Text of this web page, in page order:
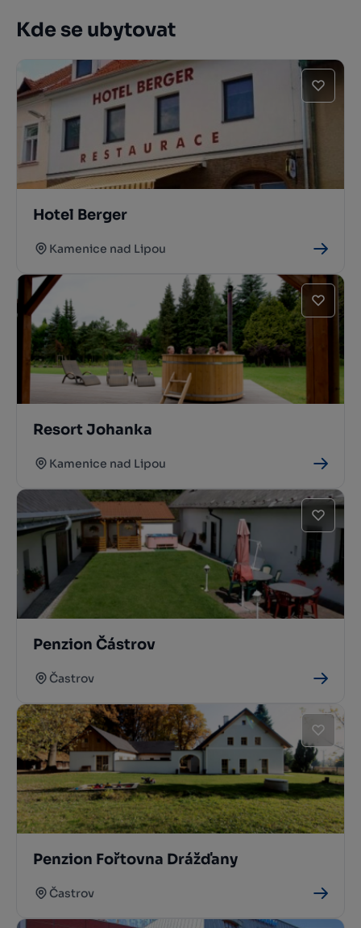
Kde se ubytovat
Hotel Berger
Kamenice nad Lipou
Resort Johanka
Kamenice nad Lipou
Penzion Částrov
Častrov
Penzion Fořtovna Drážďany
Častrov